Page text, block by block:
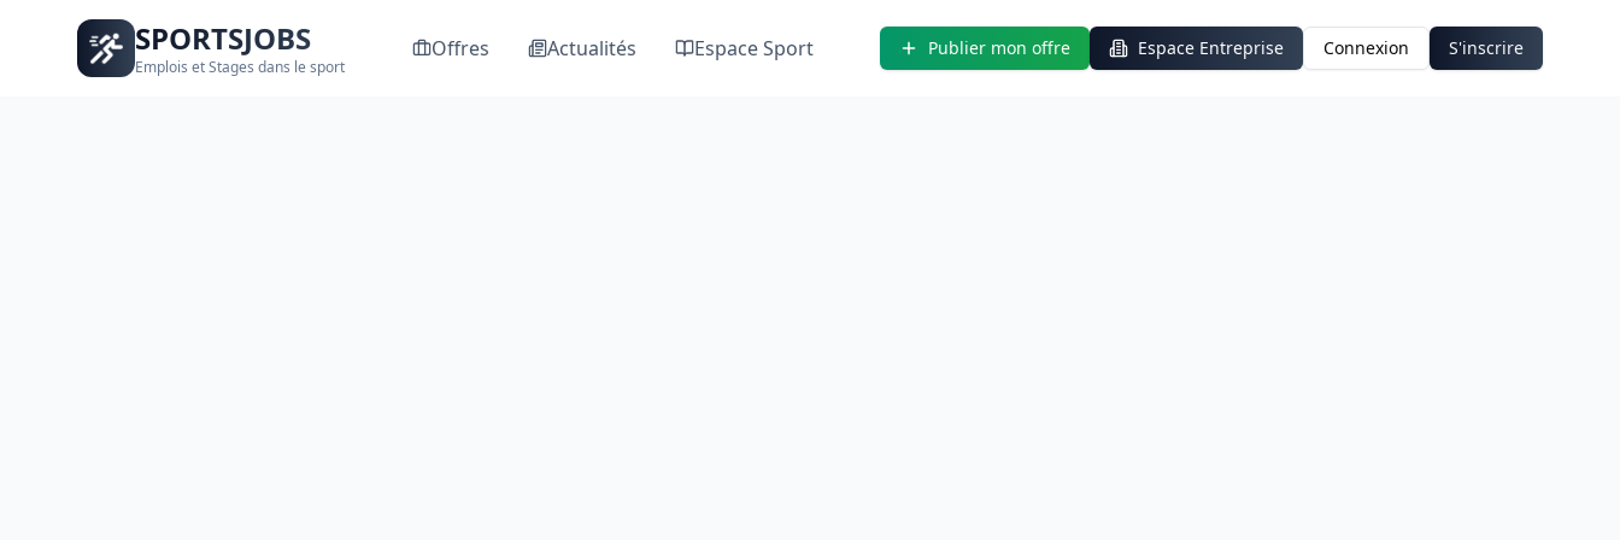
SPORTSJOBS
Emplois et Stages dans le sport
Offres Actualités Espace Sport Publier mon offre Espace Entreprise Connexion S'inscrire